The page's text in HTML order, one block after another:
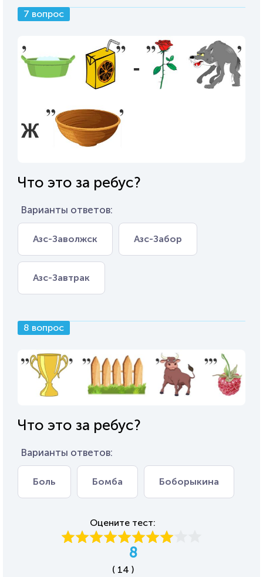
7 вопрос
Что это за ребус?
Варианты ответов:
Азс-Заволжск Азс-Забор
Азс-Завтрак
8 вопрос
Что это за ребус?
Варианты ответов:
Боль Бомба Боборыкина
Оцените тест:
8
( 14 )